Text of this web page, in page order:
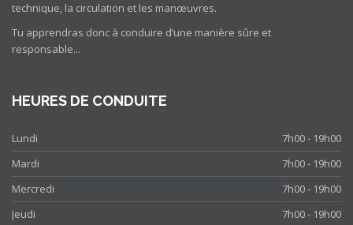
technique, la circulation et les manœuvres.
Tu apprendras donc à conduire d’une manière sûre et
responsable...
HEURES DE CONDUITE
Lundi
7h00 - 19h00
Mardi
7h00 - 19h00
Mercredi
7h00 - 19h00
Jeudi
7h00 - 19h00